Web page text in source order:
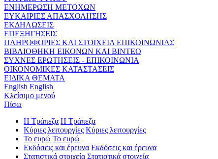
ΕΝΗΜΕΡΩΣΗ ΜΕΤΟΧΩΝ
ΕΥΚΑΙΡΙΕΣ ΑΠΑΣΧΟΛΗΣΗΣ
ΕΚΔΗΛΩΣΕΙΣ
ΕΠΕΞΗΓΗΣΕΙΣ
ΠΛΗΡΟΦΟΡΙΕΣ ΚΑΙ ΣΤΟΙΧΕΙΑ ΕΠΙΚΟΙΝΩΝΙΑΣ
ΒΙΒΛΙΟΘΗΚΗ ΕΙΚΟΝΩΝ ΚΑΙ ΒΙΝΤΕΟ
ΣΥΧΝΕΣ ΕΡΩΤΗΣΕΙΣ - ΕΠΙΚΟΙΝΩΝΙΑ
ΟΙΚΟΝΟΜΙΚΕΣ ΚΑΤΑΣΤΑΣΕΙΣ
ΕΙΔΙΚΑ ΘΕΜΑΤΑ
English English
Κλείσιμο μενού
Πίσω
Η Τράπεζα Η Τράπεζα
Κύριες λειτουργίες Κύριες λειτουργίες
Το ευρώ Το ευρώ
Εκδόσεις και έρευνα Εκδόσεις και έρευνα
Στατιστικά στοιχεία Στατιστικά στοιχεία